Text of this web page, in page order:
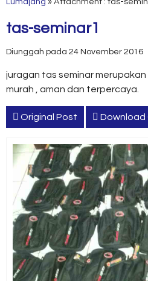
tas-seminar1
Diunggah pada 24 November 2016
juragan tas seminar
murah , aman dan terpercaya.
Original Post Download